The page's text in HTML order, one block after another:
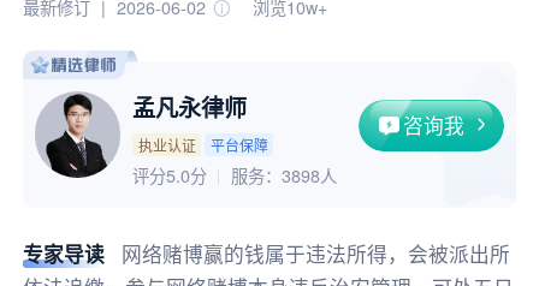
最新修订 | 2026-06-02 浏览10w+
孟凡永律师
执业认证 平台保障
咨询我
评分5.0分 服务： 3898人
专家导读
网络赌博赢的钱属于违法所得，会被派出所